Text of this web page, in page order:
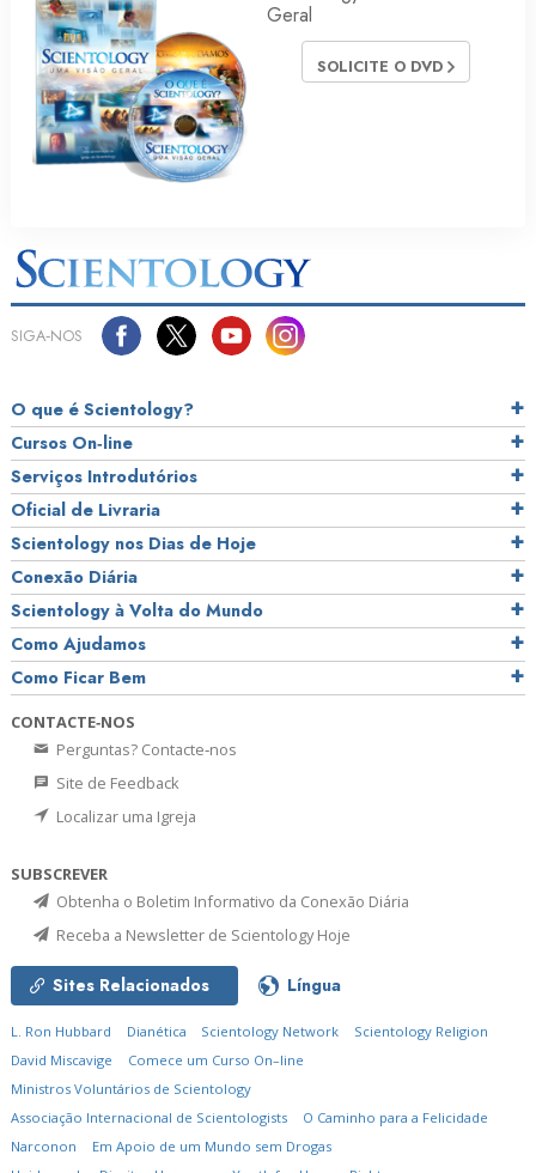
Geral
SOLICITE O DVD
SIGA‑NOS
O que é Scientology?
Cursos On‑line
Serviços Introdutórios
Oficial de Livraria
Scientology nos Dias de Hoje
Conexão Diária
Scientology à Volta do Mundo
Como Ajudamos
Como Ficar Bem
CONTACTE‑NOS
Perguntas? Contacte‑nos
Site de Feedback
Localizar uma Igreja
SUBSCREVER
Obtenha o Boletim Informativo da Conexão Diária
Receba a Newsletter de Scientology Hoje
Sites Relacionados Língua
L. Ron Hubbard Dianética Scientology Network
Scientology Religion
David Miscavige
Comece um Curso On–line
Ministros Voluntários de Scientology
Associação Internacional de Scientologists
O Caminho para a Felicidade
Narconon
Em Apoio de um Mundo sem Drogas